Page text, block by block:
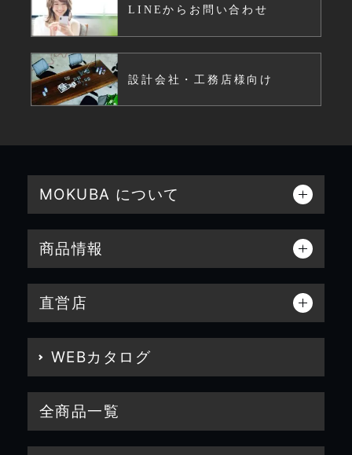
LINEからお問い合わせ
設計会社・工務店様向け
MOKUBA について
商品情報
直営店
WEBカタログ
全商品一覧